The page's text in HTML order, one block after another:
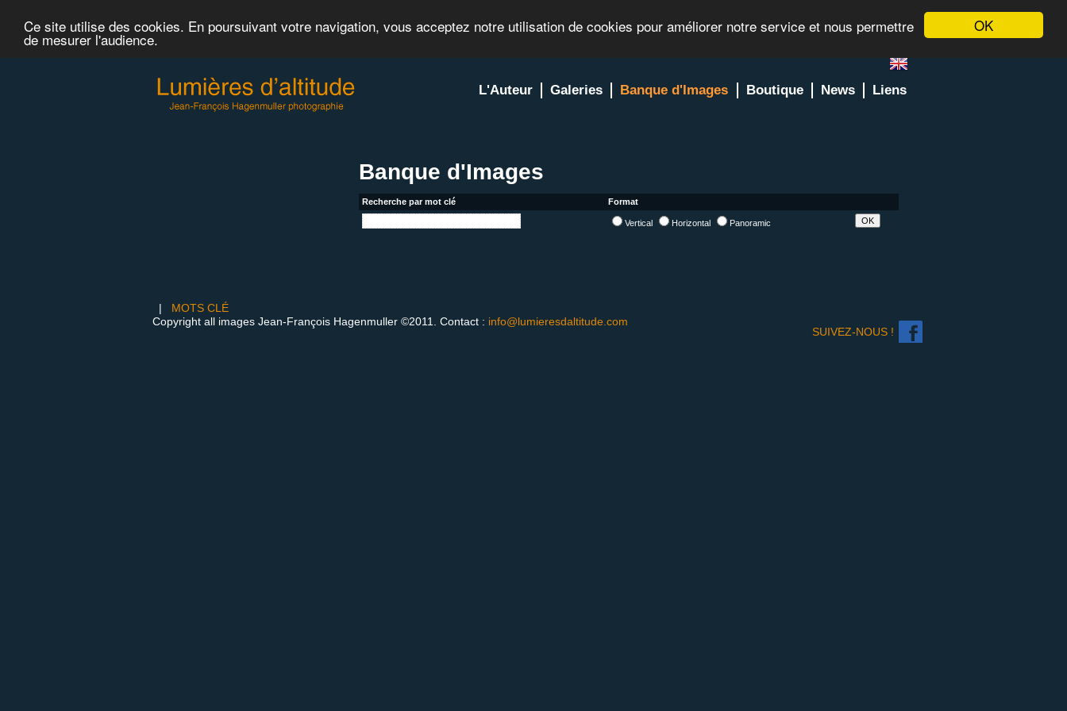
OK
Ce site utilise des cookies. En poursuivant votre navigation, vous acceptez notre utilisation de cookies pour améliorer notre service et nous permettre
de mesurer l'audience.
L'Auteur Galeries Banque d'Images Boutique News Liens
Banque d'Images
Recherche par mot clé Format
Vertical Horizontal Panoramic
| MOTS CLÉ
Copyright all images Jean-François Hagenmuller ©2011. Contact : info@lumieresdaltitude.com
SUIVEZ-NOUS !